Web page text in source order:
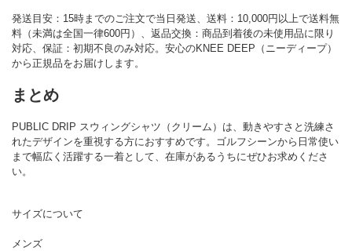
発送目安：15時までのご注文で当日発送、送料：10,000円以上で送料無
料（未満は全国一律600円）、返品交換：商品到着後の未使用品に限り
対応、保証：初期不良のみ対応。安心のKNEE DEEP（ニーディープ）
から正規品をお届けします。
まとめ
PUBLIC DRIP スウィングシャツ（クリーム）は、動きやすさと洗練さ
れたデザインを重視する方におすすめです。ゴルフシーンから日常使い
まで幅広く活躍する一着として、在庫があるうちにぜひお求めくださ
い。
サイズについて
メンズ